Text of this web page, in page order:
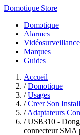
Domotique Store
Domotique
Alarmes
Vidéosurveillance
Marques
Guides
Accueil
/ Domotique
/ Usages
/ Creer Son
/ Adaptateurs
/ USB310 -
connecteur SMA